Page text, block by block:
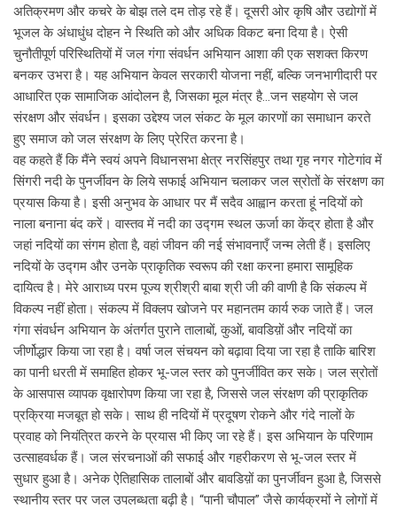
अतिक्रमण और कचरे के बोझ तले दम तोड़ रहे हैं। दूसरी ओर कृषि और उद्योगों में
भूजल के अंधाधुंध दोहन ने स्थिति को और अधिक विकट बना दिया है। ऐसी
चुनौतीपूर्ण परिस्थितियों में जल गंगा संवर्धन अभियान आशा की एक सशक्त किरण
बनकर उभरा है। यह अभियान केवल सरकारी योजना नहीं, बल्कि जनभागीदारी पर
आधारित एक सामाजिक आंदोलन है, जिसका मूल मंत्र है…जन सहयोग से जल
संरक्षण और संवर्धन। इसका उद्देश्य जल संकट के मूल कारणों का समाधान करते
हुए समाज को जल संरक्षण के लिए प्रेरित करना है।
वह कहते हैं कि मैंने स्वयं अपने विधानसभा क्षेत्र नरसिंहपुर तथा गृह नगर गोटेगांव में
सिंगरी नदी के पुनर्जीवन के लिये सफाई अभियान चलाकर जल स्रोतों के संरक्षण का
प्रयास किया है। इसी अनुभव के आधार पर मैं सदैव आह्वान करता हूं नदियों को
नाला बनाना बंद करें। वास्तव में नदी का उद्गम स्थल ऊर्जा का केंद्र होता है और
जहां नदियों का संगम होता है, वहां जीवन की नई संभावनाएँ जन्म लेती हैं। इसलिए
नदियों के उद्गम और उनके प्राकृतिक स्वरूप की रक्षा करना हमारा सामूहिक
दायित्व है। मेरे आराध्य परम पूज्य श्रीश्री बाबा श्री जी की वाणी है कि संकल्प में
विकल्प नहीं होता। संकल्प में विक्लप खोजने पर महानतम कार्य रुक जाते हैं। जल
गंगा संवर्धन अभियान के अंतर्गत पुराने तालाबों, कुओं, बावडिय़ों और नदियों का
जीर्णोद्धार किया जा रहा है। वर्षा जल संचयन को बढ़ावा दिया जा रहा है ताकि बारिश
का पानी धरती में समाहित होकर भू-जल स्तर को पुनर्जीवित कर सके। जल स्रोतों
के आसपास व्यापक वृक्षारोपण किया जा रहा है, जिससे जल संरक्षण की प्राकृतिक
प्रक्रिया मजबूत हो सके। साथ ही नदियों में प्रदूषण रोकने और गंदे नालों के
प्रवाह को नियंत्रित करने के प्रयास भी किए जा रहे हैं। इस अभियान के परिणाम
उत्साहवर्धक हैं। जल संरचनाओं की सफाई और गहरीकरण से भू-जल स्तर में
सुधार हुआ है। अनेक ऐतिहासिक तालाबों और बावडिय़ों का पुनर्जीवन हुआ है, जिससे
स्थानीय स्तर पर जल उपलब्धता बढ़ी है। “पानी चौपाल” जैसे कार्यक्रमों ने लोगों में